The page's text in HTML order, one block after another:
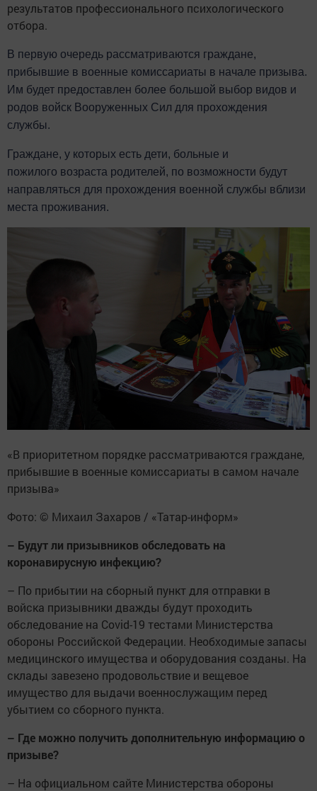
результатов профессионального психологического
отбора.
В первую очередь рассматриваются граждане,
прибывшие в военные комиссариаты в начале призыва.
Им будет предоставлен более большой выбор видов и
родов войск Вооруженных Сил для прохождения
службы.
Граждане, у которых есть дети, больные и
пожилого возраста родителей, по возможности будут
направляться для прохождения военной службы вблизи
места проживания.
«В приоритетном порядке рассматриваются граждане,
прибывшие в военные комиссариаты в самом начале
призыва»
Фото: © Михаил Захаров / «Татар-информ»
– Будут ли призывников обследовать на
коронавирусную инфекцию?
– По прибытии на сборный пункт для отправки в
войска призывники дважды будут проходить
обследование на Covid-19 тестами Министерства
обороны Российской Федерации. Необходимые запасы
медицинского имущества и оборудования созданы. На
склады завезено продовольствие и вещевое
имущество для выдачи военнослужащим перед
убытием со сборного пункта.
– Где можно получить дополнительную информацию о
призыве?
– На официальном сайте Министерства обороны